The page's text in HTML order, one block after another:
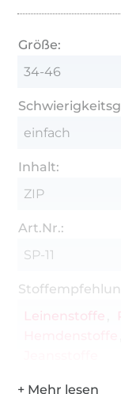
Größe:
34-46
einfach
Inhalt:
ZIP
Art.Nr.:
SP-11
Leinenstoffe